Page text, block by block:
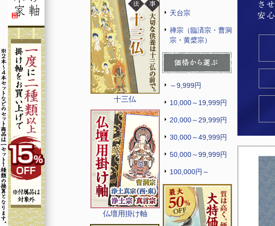
十三仏
仏壇用掛け軸
天台宗
禅宗（臨済宗・曹洞
宗・黄檗宗）
～9,999円
10,000～19,999円
20,000～29,999円
30,000～49,999円
50,000～99,999円
100,000円～